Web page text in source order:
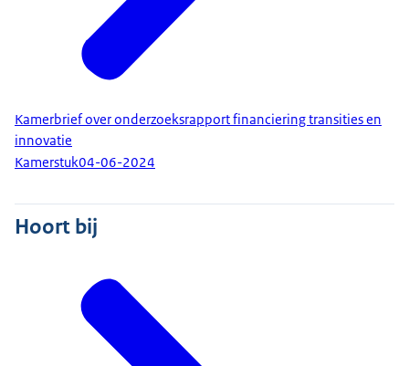
Kamerbrief over onderzoeksrapport financiering transities en
innovatie
Kamerstuk04-06-2024
Hoort bij